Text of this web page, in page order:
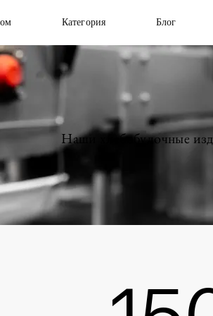
Категория Блог
Наши хлебобулочные